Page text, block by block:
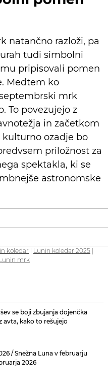
natančno razloži, pa
tudi simbolni
pripisovali pomen
Medtem ko
mrk
To povezujejo z
in začetkom
kulturno ozadje bo
priložnost za
spektakla, ki se
astronomske
koledar Lunin koledar 2025
mrk
se boji zbujanja dojenčka
avta, kako to rešujejo
/ Snežna Luna v februarju
2026